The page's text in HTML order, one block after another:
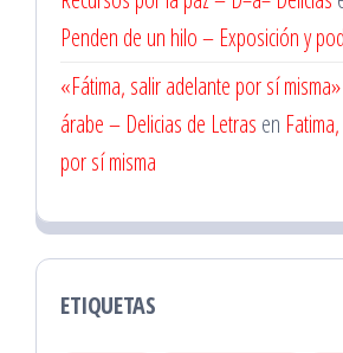
Penden de un hilo – Exposición y
«Fátima, salir adelante por sí
árabe – Delicias de Letras en
por sí misma
ETIQUETAS